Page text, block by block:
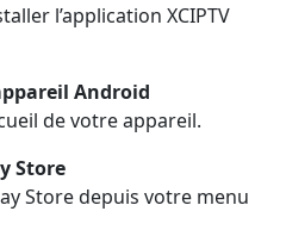
l’application XCIPTV
Android
de votre appareil.
Store
Store depuis votre menu